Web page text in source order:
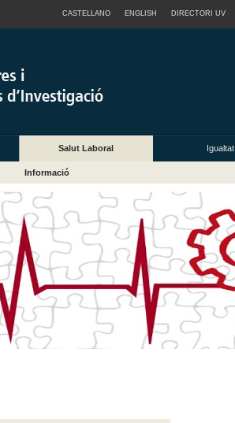
CASTELLANO ENGLISH DIRECTORI UV
Salut Laboral Igualtat
Informació